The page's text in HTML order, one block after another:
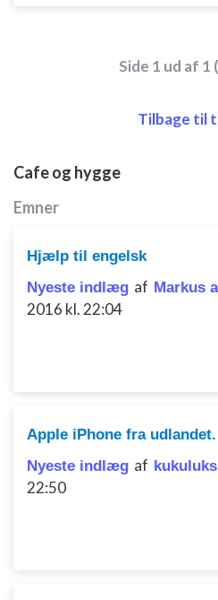
Side 1 ud af 1
Tilbage til
Cafe og hygge
Emner
Hjælp til engelsk
Nyeste indlæg af Markus
2016 kl. 22:04
Apple iPhone fra udlandet.
Nyeste indlæg af
22:50